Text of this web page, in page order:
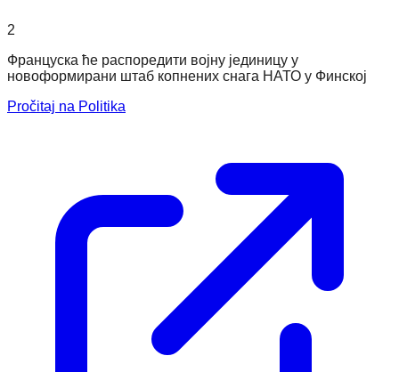
2
Француска ће распоредити војну јединицу у
новоформирани штаб копнених снага НАТО у Финској
Pročitaj na Politika